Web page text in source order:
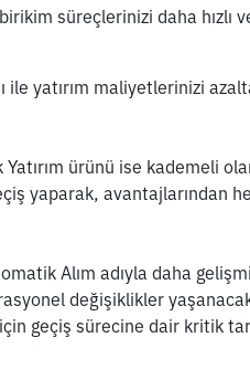
süreçlerinizi daha hızlı
ile yatırım maliyetlerinizi
ürünü ise kademeli
yaparak, avantajlarından
Alım adıyla daha
değişiklikler
geçiş sürecine dair kritik